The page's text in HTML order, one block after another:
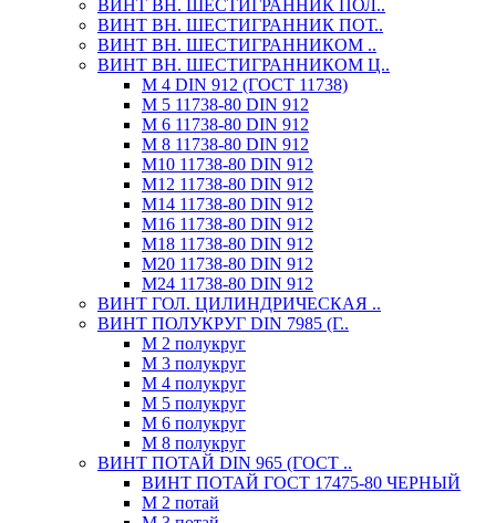
ВИНТ ВН. ШЕСТИГРАННИК ПОЛ..
ВИНТ ВН. ШЕСТИГРАННИК ПОТ..
ВИНТ ВН. ШЕСТИГРАННИКОМ ..
ВИНТ ВН. ШЕСТИГРАННИКОМ Ц..
М 4 DIN 912 (ГОСТ 11738)
М 5 11738-80 DIN 912
М 6 11738-80 DIN 912
М 8 11738-80 DIN 912
М10 11738-80 DIN 912
М12 11738-80 DIN 912
М14 11738-80 DIN 912
М16 11738-80 DIN 912
М18 11738-80 DIN 912
М20 11738-80 DIN 912
М24 11738-80 DIN 912
ВИНТ ГОЛ. ЦИЛИНДРИЧЕСКАЯ ..
ВИНТ ПОЛУКРУГ DIN 7985 (Г..
М 2 полукруг
М 3 полукруг
М 4 полукруг
М 5 полукруг
М 6 полукруг
М 8 полукруг
ВИНТ ПОТАЙ DIN 965 (ГОСТ ..
ВИНТ ПОТАЙ ГОСТ 17475-80 ЧЕРНЫЙ
М 2 потай